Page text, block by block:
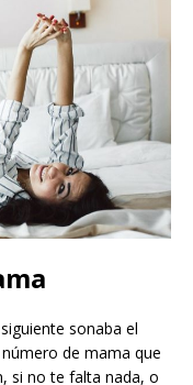
sonaba el
de mama que
si no te falta nada, o